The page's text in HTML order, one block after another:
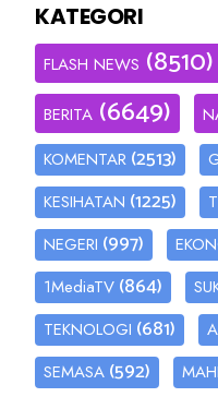
KATEGORI
FLASH NEWS (8510)
BERITA (6649)
KOMENTAR (2513)
KESIHATAN (1225)
NEGERI (997)
1MediaTV (864)
TEKNOLOGI (681)
SEMASA (592)